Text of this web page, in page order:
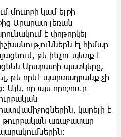
մուտքի կամ ելքի
Արարատ լեռան
է փոթորկել
էլ հիմար
թե ինչու պետք է
Արարատի պատկերը,
թե որևէ պարտադրանք չի
Այն, որ այս որոշումը
կարելի է
թուրքական առաջատար